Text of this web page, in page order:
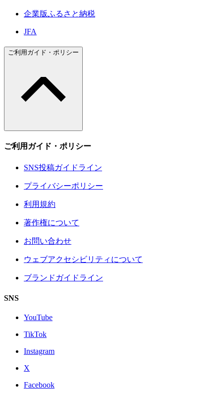
企業版ふるさと納税
JFA
ご利用ガイド・ポリシー
ご利用ガイド・ポリシー
SNS投稿ガイドライン
プライバシーポリシー
利用規約
著作権について
お問い合わせ
ウェブアクセシビリティについて
ブランドガイドライン
SNS
YouTube
TikTok
Instagram
X
Facebook